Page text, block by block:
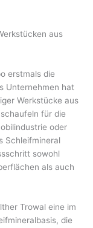
aus
erstmals die
Unternehmen hat
Werkstücke aus
für die
oder
Schleifmineral
sowohl
als auch
Trowal eine im
die